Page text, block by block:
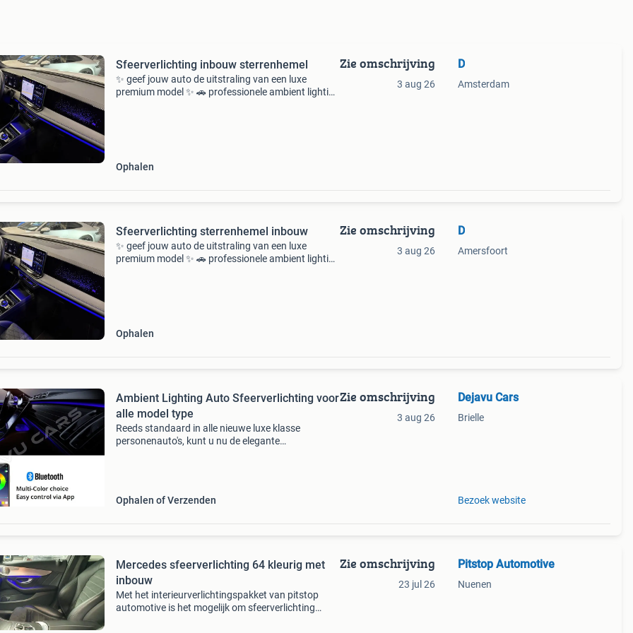
Sfeerverlichting inbouw sterrenhemel
✨ geef jouw auto de uitstraling van een luxe
premium model ✨ 🚗 professionele ambient lighting
Ophalen
Zie omschrijving
3 aug 26
D
Amsterdam
Sfeerverlichting sterrenhemel inbouw
✨ geef jouw auto de uitstraling van een luxe
premium model ✨ 🚗 professionele ambient lighting
Ophalen
Zie omschrijving
3 aug 26
D
Amersfoort
Ambient Lighting Auto Sfeerverlichting voor
alle model type
Reeds standaard in alle nieuwe luxe klasse
personenauto's, kunt u nu de elegante
Ophalen of Verzenden
Zie omschrijving
3 aug 26
Dejavu Cars
Brielle
Bezoek website
Mercedes sfeerverlichting 64 kleurig met
inbouw
Met het interieurverlichtingspakket van pitstop
automotive is het mogelijk om sfeerverlichting
Zie omschrijving
23 jul 26
Pitstop Automotive
Nuenen